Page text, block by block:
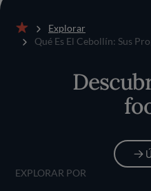
Inicio
Explorar
Qué Es El Cebollín: Sus
EXPLORAR POR